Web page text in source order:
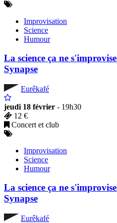
Improvisation
Science
Humour
La science ça ne
Synapse
Eurêkafé
jeudi 18 février - 19h30
12 €
Concert et club
Improvisation
Science
Humour
La science ça ne
Synapse
Eurêkafé